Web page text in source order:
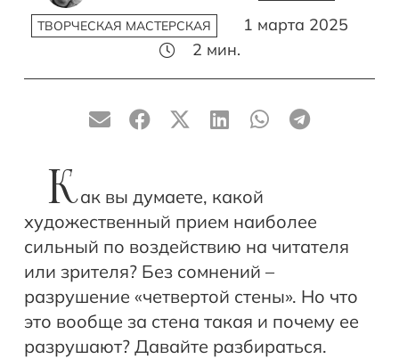
ТВОРЧЕСКАЯ МАСТЕРСКАЯ
1 марта 2025
2 мин.
Как вы думаете, какой
художественный прием наиболее
сильный по воздействию на читателя
или зрителя? Без сомнений –
разрушение «четвертой стены». Но что
это вообще за стена такая и почему ее
разрушают? Давайте разбираться.